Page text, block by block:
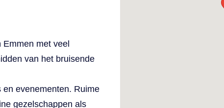
met veel
van het bruisende
evenementen. Ruime
gezelschappen als